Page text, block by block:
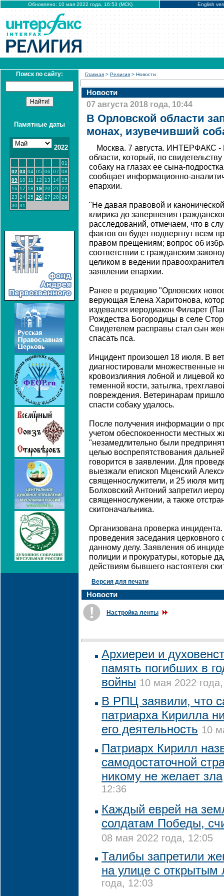
Обновлено: 10 мая 2022 года, 16:53 (МСК) English
Поиск по сайту:
Памятные даты
2022
01
02 03 04 05 06 07 08
09 10 11 12 13 14 15
16 17 18 19 20 21
22
23 24 25 26 27 28 29
30 31
Главная > Религия > Новости
Новости
07 августа 2018 года, 10:44
В Орловской области
монах, изувечивший
Москва. 7 августа. ИНТЕРФАКС -
области, который, по
собаку на глазах ее сына-
сообщает информационно-
епархии.
"Не давая правовой и
клирика до завершения
расследований, отмечаем, что в
фактов он будет подвергнут всем
правом прещениям; вопрос об
соответствии с гражданским
целиком в ведении
заявлении епархии.
Ранее в редакцию "Орловских
верующая Елена Харитонова,
издевался иеродиакон Филарет
Рождества Богородицы в селе
Свидетелем расправы стал сын
спасать пса.
Инцидент произошел 18 июля. В
диагностировали множественные
кровоизлияния лобной и лицевой
теменной кости, затылка,
повреждения. Ветеринарам
спасти собаку удалось.
После получения информации о
учетом обеспокоенности местных
"незамедлительно были
целью воспрепятствования
говорится в заявлении. Для
выезжали епископ Мценский
священнослужители, и 25 июля
Болховский Антоний запретил
священнослужении, а также
скитоначальника.
Организована проверка
проведения заседания церковного
данному делу. Заявления об
полиции и прокуратуры, которые
действиям бывшего настоятеля
Версия для печати
Новости
Настройка ленты
Архиереи и
память погибших в
войны 10 мая 2022
В РПЦ заявили, что
патриарха Кирилла
его деятельность 10
Патриарх Кирилл
самодостаточной
никому не желает зла
12:36
Каждый еврей на
солдатам Победы,
08 мая 2022 года, 12:05
Талибы запретили
на улице с открытым
года, 12:03